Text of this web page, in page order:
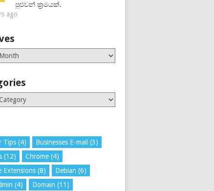
පුළුවන් ක්‍රමයක්.
ago
Tips (4) Businesses E-mail (3)
(12) Chrome (4)
Extensions (8) Debian (6)
(4) Domain (11)